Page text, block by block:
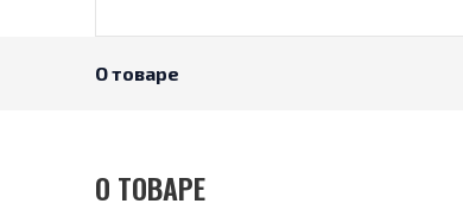
О товаре
О ТОВАРЕ